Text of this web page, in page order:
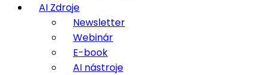
AI Zdroje
Newsletter
Webinár
E-book
AI nástroje